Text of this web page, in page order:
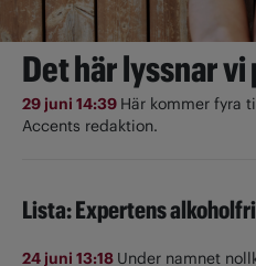
Det här lyssnar vi
29 juni 14:39 Här kommer fyra
Accents redaktion.
Lista: Expertens
24 juni 13:18 Under namnet